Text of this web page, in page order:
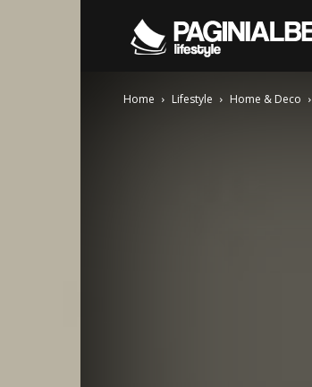
Home Lifestyle Home & Deco